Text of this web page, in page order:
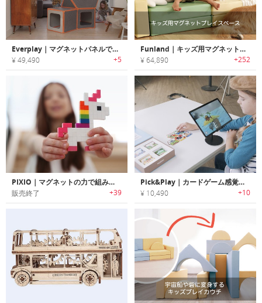
Everplay｜マグネットパネルで組み立てるキッズプレイハウス「エバープレイ」
¥ 49,490 +5
Funland｜キッズ用マグネットプレイスペース「ファンランド」
¥ 64,890 +252
PIXIO｜マグネットの力で組み立てるピクセルアートブロック「ピクシオ」
販売終了 +39
Pick&Play｜カードゲーム感覚で誰でもアニメディレクターになれるプログラミングキット「ピック＆プレイ」
¥ 10,490 +10